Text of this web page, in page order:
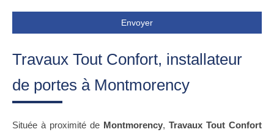
Envoyer
Travaux Tout Confort, installateur
de portes à Montmorency
Située à proximité de Montmorency, Travaux Tout Confort